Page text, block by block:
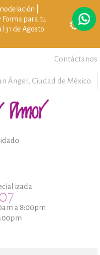
|
para tu
31 de Agosto
Contáctanos
Ángel, Ciudad de México
a 8:00pm